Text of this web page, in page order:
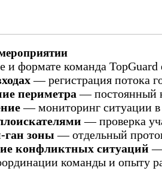
и формате команда
— регистрация потока
периметра — постоянный
— мониторинг ситуации в
— проверка
ган зоны — отдельный
конфликтных ситуаций —
команды и